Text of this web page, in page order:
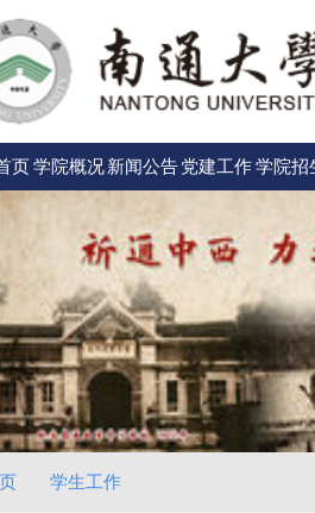
页学院概况 新闻公告党建工作学院招
学生工作